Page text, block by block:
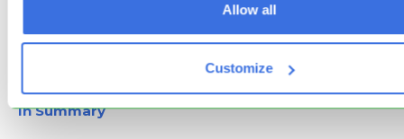
Allow all
Customize
In Summary